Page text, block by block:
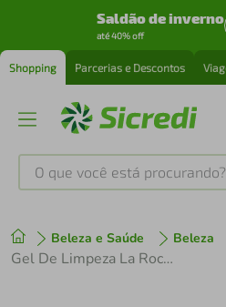
Saldão de inverno
até 40% off
Shopping Parcerias e Descontos
O que você está procurando?
Beleza e Saúde Beleza
Gel De Limpeza La Roche Posay Effaclar Alta Tolerância Refil 240g
1º tenis